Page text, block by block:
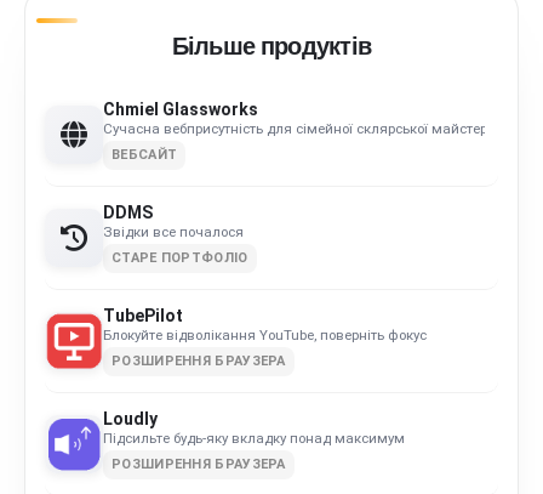
Більше продуктів
Chmiel Glassworks
Сучасна вебприсутність для сімейної склярської майстерні
ВЕБСАЙТ
DDMS
Звідки все почалося
СТАРЕ ПОРТФОЛІО
TubePilot
Блокуйте відволікання YouTube, поверніть фокус
РОЗШИРЕННЯ БРАУЗЕРА
Loudly
Підсильте будь-яку вкладку понад максимум
РОЗШИРЕННЯ БРАУЗЕРА